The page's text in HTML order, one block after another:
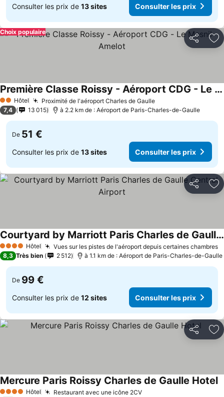
Consulter les prix de 13 sites Consulter les prix
Partager
Choix populaire
2 Étoiles
Hôtel Proximité de l'aéroport Charles de Gaulle
Première Classe Roissy - Aéroport CDG - Le Mesnil-Amelot
7,4 13 015 à 2.2 km de : Aéroport de Paris-Charles-de-Gaulle
De 51 €
Consulter les prix de 13 sites Consulter les prix
Partager
4 Étoiles Hôtel Vues sur les pistes de l'aéroport depuis certaines chambres
Courtyard by Marriott Paris Charles de Gaulle Central Airport
8,3 Très bien 2 512 à 1.1 km de : Aéroport de Paris-Charles-de-Gaulle
De 99 €
Consulter les prix de 12 sites Consulter les prix
Partager
4 Étoiles Hôtel Restaurant avec une icône 2CV
Mercure Paris Roissy Charles de Gaulle Hotel